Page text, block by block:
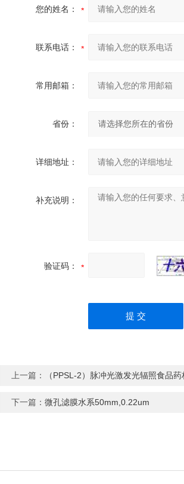
您的姓名：
联系电话：
常用邮箱：
省份：
详细地址：
补充说明：
验证码：
上一篇： （PPSL-2）脉冲光激发光辐照食品
下一篇：微孔滤膜水系50mm,0.22um